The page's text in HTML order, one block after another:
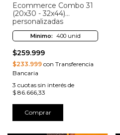
Ecommerce Combo 31
(20x30 - 32x44)
personalizadas
Minimo: 400 unid
$259.999
$233.999 con Transferencia
Bancaria
3 cuotas sin interés de
$ 86.666,33
Comprar